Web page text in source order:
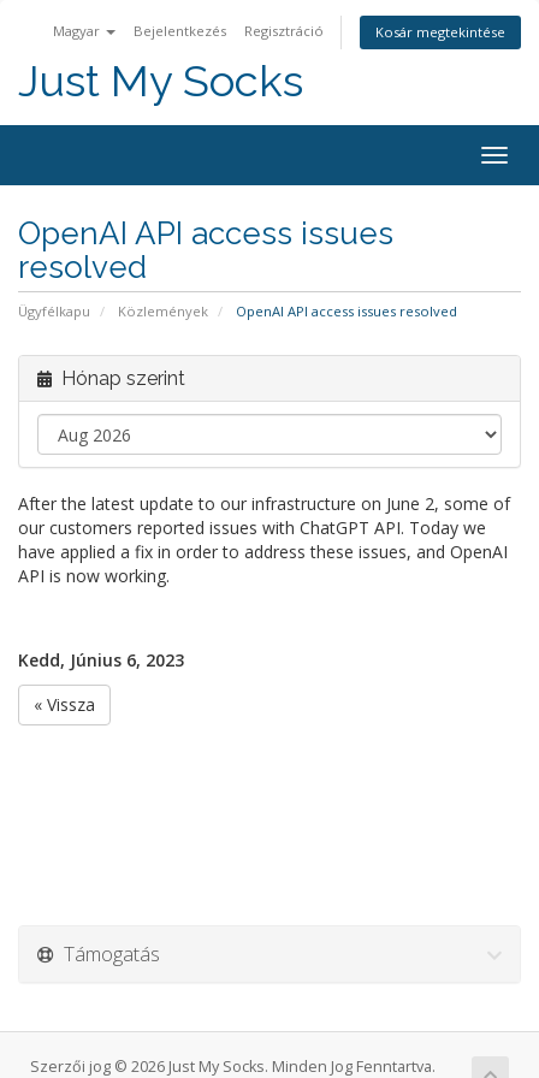
Magyar Bejelentkezés Regisztráció Kosár megtekintése
Just My Socks
OpenAI API access issues
resolved
Ügyfélkapu Közlemények OpenAI API access issues resolved
Hónap szerint
After the latest update to our infrastructure on June 2, some of
our customers reported issues with ChatGPT API. Today we
have applied a fix in order to address these issues, and OpenAI
API is now working.
Kedd, Június 6, 2023
« Vissza
Támogatás
Szerzői jog © 2026 Just My Socks. Minden Jog Fenntartva.